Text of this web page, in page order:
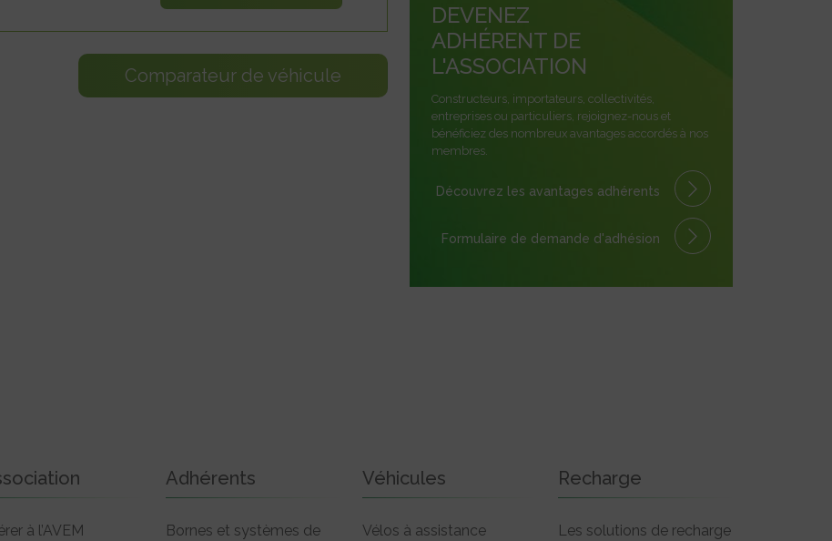
Comparateur de véhicule
DEVENEZ
ADHÉRENT DE
L'ASSOCIATION
Constructeurs, importateurs, collectivités,
entreprises ou particuliers, rejoignez-nous et
bénéficiez des nombreux avantages accordés à nos
membres.
Découvrez les avantages adhérents
Formulaire de demande d'adhésion
à l’AVEM
Adhérents
Bornes et systèmes de
Véhicules
Vélos à assistance
Recharge
Les solutions de recharge